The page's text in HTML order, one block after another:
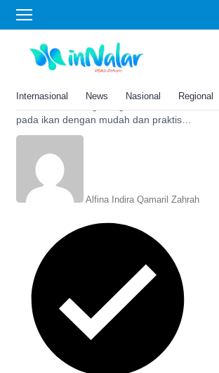
Internasional News Nasional Regional
ikan air tawar
Cuma Modal Roti Tawar, Begini
Cara Menghilangkan Bau Tanah
pada ikan dengan mudah dan praktis
hanya bermodalkan dengan roti tawar,
Alfina Indira Qamaril Zahrah